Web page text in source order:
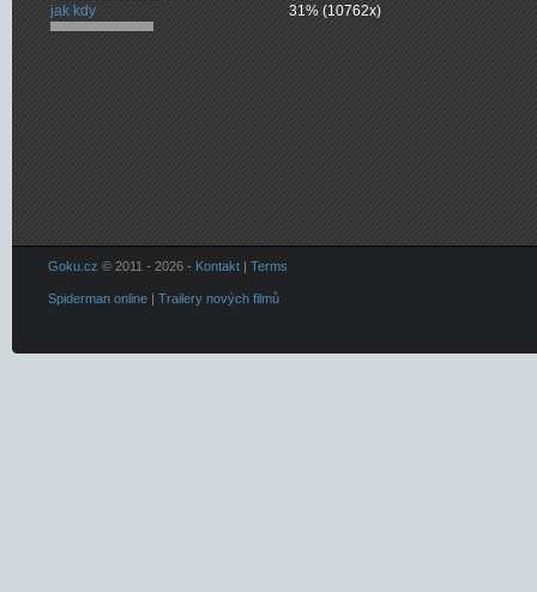
jak kdy
31% (10762x)
Goku.cz © 2011 - 2026 - Kontakt | Terms
Spiderman online | Trailery nových filmů